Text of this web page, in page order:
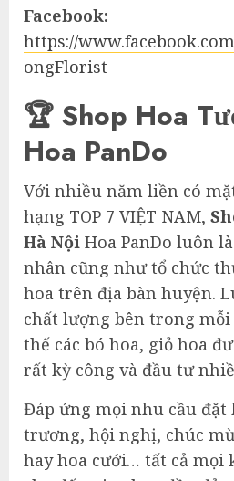
Facebook:
https://
ongFlorist
🏆 Shop Hoa
Hoa PanDo
Với nhiều năm liền có
hạng TOP 7 VIỆT NAM,
Hà Nội Hoa PanDo luôn
nhân cũng như tổ chức
hoa trên địa bàn huyện.
chất lượng bên trong
thế các bó hoa, giỏ hoa
rất kỳ công và đầu tư
Đáp ứng mọi nhu cầu đặt
trương, hội nghị, chúc
hay hoa cưới… tất cả mọi